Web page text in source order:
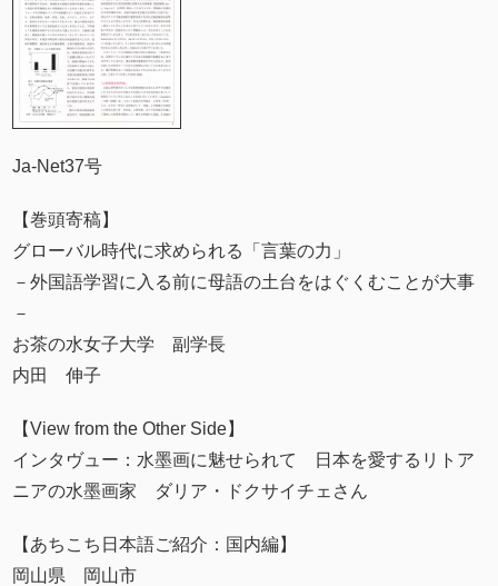
Ja-Net37号
【巻頭寄稿】
グローバル時代に求められる「言葉の力」
－外国語学習に入る前に母語の土台をはぐくむことが大事
－
お茶の水女子大学 副学長
内田 伸子
【View from the Other Side】
インタヴュー：水墨画に魅せられて 日本を愛するリトア
ニアの水墨画家 ダリア・ドクサイチェさん
【あちこち日本語ご紹介：国内編】
岡山県 岡山市